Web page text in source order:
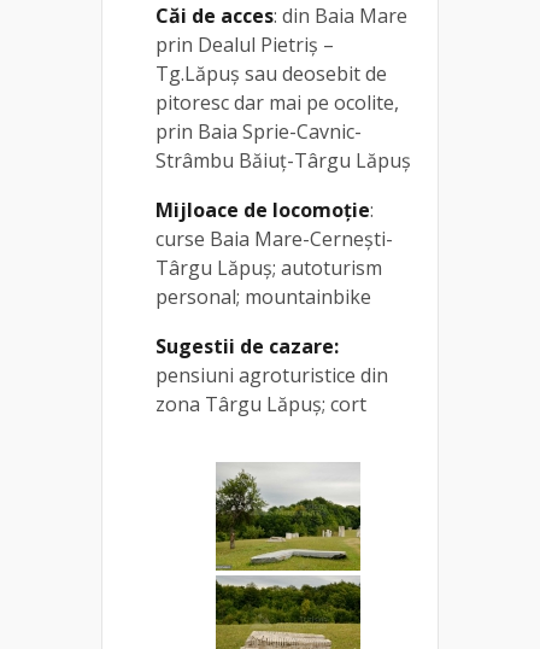
Căi de acces: din Baia Mare
prin Dealul Pietriș –
Tg.Lăpuș sau deosebit de
pitoresc dar mai pe ocolite,
prin Baia Sprie-Cavnic-
Strâmbu Băiuț-Târgu Lăpuș
Mijloace de locomoție:
curse Baia Mare-Cernești-
Târgu Lăpuș; autoturism
personal; mountainbike
Sugestii de cazare:
pensiuni agroturistice din
zona Târgu Lăpuș; cort